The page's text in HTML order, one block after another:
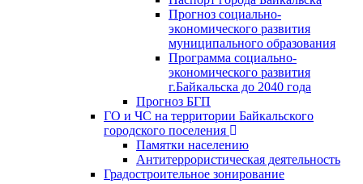
Прогноз социально-
экономического развития
муниципального образования
Программа социально-
экономического развития
г.Байкальска до 2040 года
Прогноз БГП
ГО и ЧС на территории Байкальского
городского поселения
Памятки населению
Антитеррористическая деятельность
Градостроительное зонирование